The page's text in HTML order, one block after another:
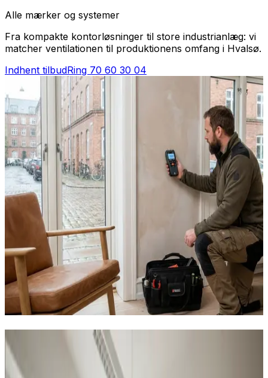
Alle mærker og systemer
Fra kompakte kontorløsninger til store industrianlæg: vi
matcher ventilationen til produktionens omfang i Hvalsø.
Indhent tilbudRing 70 60 30 04
Sådan hjælper vi virksomheder i
Hvalsø